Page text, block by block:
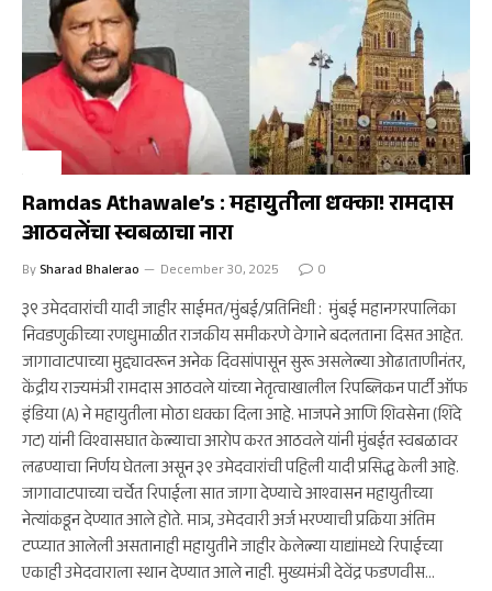
Ramdas Athawale’s : महायुतीला धक्का! रामदास
आठवलेंचा स्वबळाचा नारा
By Sharad Bhalerao December 30, 2025 0
३९ उमेदवारांची यादी जाहीर साईमत/मुंबई/प्रतिनिधी : मुंबई महानगरपालिका
निवडणुकीच्या रणधुमाळीत राजकीय समीकरणे वेगाने बदलताना दिसत आहेत.
जागावाटपाच्या मुद्द्यावरून अनेक दिवसांपासून सुरू असलेल्या ओढाताणीनंतर,
केंद्रीय राज्यमंत्री रामदास आठवले यांच्या नेतृत्वाखालील रिपब्लिकन पार्टी ऑफ
इंडिया (A) ने महायुतीला मोठा धक्का दिला आहे. भाजपने आणि शिवसेना (शिंदे
गट) यांनी विश्वासघात केल्याचा आरोप करत आठवले यांनी मुंबईत स्वबळावर
लढण्याचा निर्णय घेतला असून ३९ उमेदवारांची पहिली यादी प्रसिद्ध केली आहे.
जागावाटपाच्या चर्चेत रिपाईला सात जागा देण्याचे आश्वासन महायुतीच्या
नेत्यांकडून देण्यात आले होते. मात्र, उमेदवारी अर्ज भरण्याची प्रक्रिया अंतिम
टप्प्यात आलेली असतानाही महायुतीने जाहीर केलेल्या याद्यांमध्ये रिपाईच्या
एकाही उमेदवाराला स्थान देण्यात आले नाही. मुख्यमंत्री देवेंद्र फडणवीस…